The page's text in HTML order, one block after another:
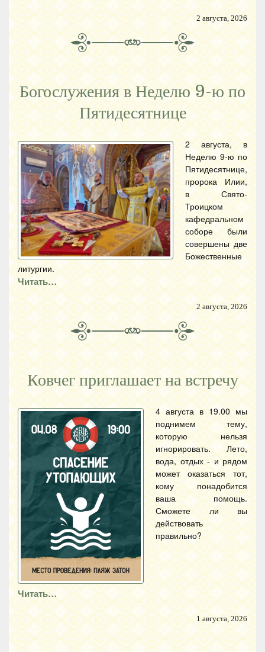
2 августа, 2026
Богослужения в Неделю 9-ю по
Пятидесятнице
2 августа, в
Неделю 9-ю по
Пятидесятнице,
пророка Илии,
в Свято-
Троицком
кафедральном
соборе были
совершены две
Божественные
литургии.
Читать…
2 августа, 2026
Ковчег приглашает на встречу
4 августа в 19.00 мы
поднимем тему,
которую нельзя
игнорировать. Лето,
вода, отдых - и рядом
может оказаться тот,
кому понадобится
ваша помощь.
Сможете ли вы
действовать
правильно?
Читать…
1 августа, 2026